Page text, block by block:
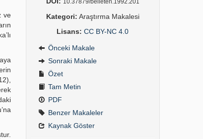
ve
10.37879/belleten.1992.201
Kategori: Araştırma Makalesi
Lisans: CC BY-NC 4.0
Önceki Makale
Sonraki Makale
Özet
Tam Metin
PDF
Benzer Makaleler
Kaynak Göster